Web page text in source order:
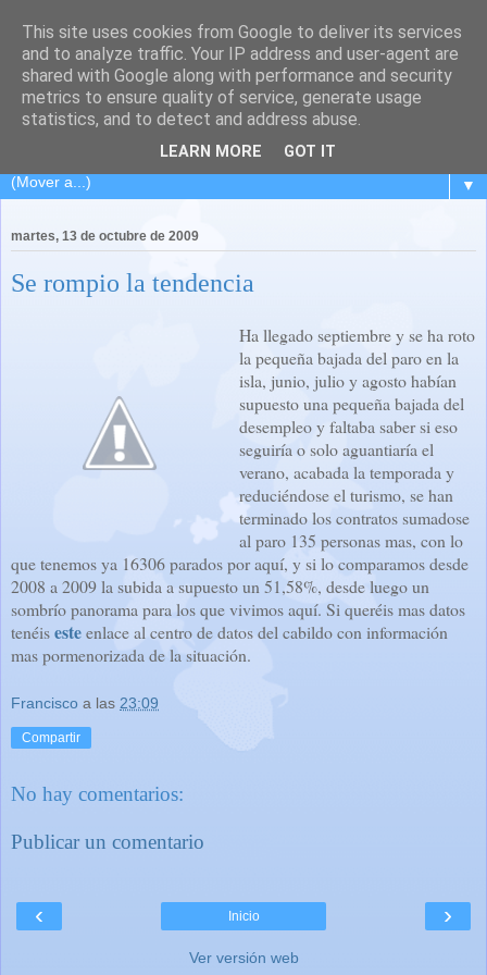
El Carpintero Travieso
Viaje de ida y vuelta a L´Hospitalet... pasando por la isla de
los volcanes... Lanzarote.
▼
martes, 13 de octubre de 2009
Se rompio la tendencia
Ha llegado septiembre y se ha roto
la pequeña bajada del paro en la
isla, junio, julio y agosto habían
supuesto una pequeña bajada del
desempleo y faltaba saber si eso
seguiría o solo aguantiaría el
verano, acabada la temporada y
reduciéndose el turismo, se han
terminado los contratos sumadose
al paro 135 personas mas, con lo
que tenemos ya 16306 parados por aquí, y si lo comparamos desde
2008 a 2009 la subida a supuesto un 51,58%, desde luego un
sombrío panorama para los que vivimos aquí. Si queréis mas datos
tenéisesteenlace al centro de datos del cabildo con información
mas pormenorizada de la situación.
Francisco a las 23:09
Compartir
No hay comentarios:
Publicar un comentario
‹ ›
Inicio
Ver versión web
This site uses cookies from Google to deliver its services
and to analyze traffic. Your IP address and user-agent are
shared with Google along with performance and security
metrics to ensure quality of service, generate usage
statistics, and to detect and address abuse.
LEARN MORE GOT IT